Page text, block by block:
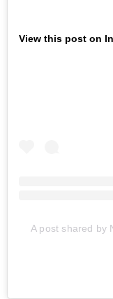
View this post on
A post shared by